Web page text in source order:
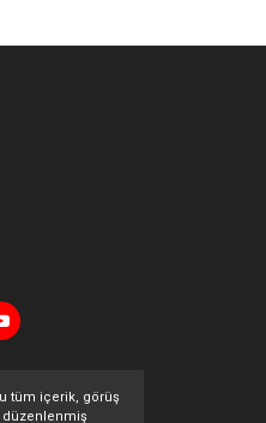
tüm içerik, görüş
düzenlenmiş